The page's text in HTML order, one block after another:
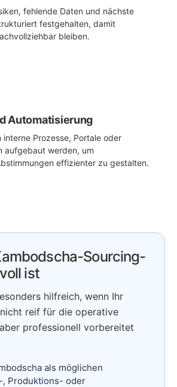
fehlende Daten und nächste
festgehalten, damit
bleiben.
Automatisierung
interne Prozesse, Portale oder
aufgebaut werden, um
effizienter zu gestalten.
Sourcing-
ist
hilfreich, wenn Ihr
reif für die operative
professionell vorbereitet
als möglichen
, Produktions- oder